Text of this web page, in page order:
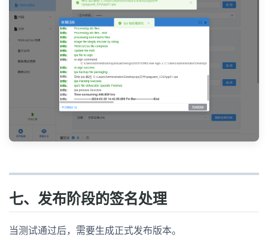
七、发布阶段的签名处理
当测试通过后，需要生成正式发布版本。